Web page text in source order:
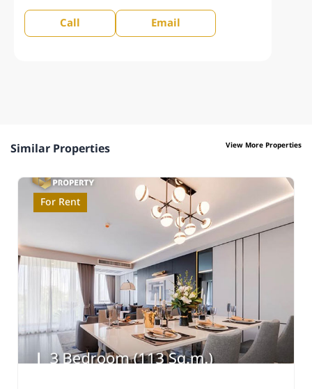
Call Email
Similar Properties View More Properties
For Rent